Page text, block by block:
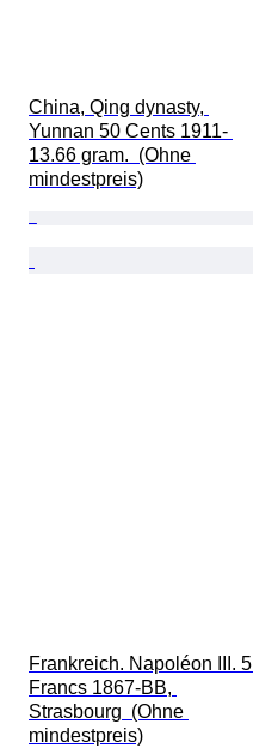
China, Qing dynasty,
Yunnan 50 Cents 1911-
13.66 gram.  (Ohne
mindestpreis)
Frankreich. Napoléon III. 5
Francs 1867-BB,
Strasbourg  (Ohne
mindestpreis)